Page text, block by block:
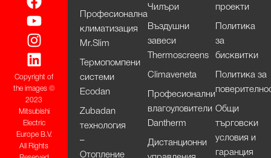
Copyright of
the images ©
2023
Mitsubishi
Electric
Europe B.V.
All Rights
Професионална
климатизация
Mr.Slim
Термопомпени
системи
Ecodan
Zubadan
технология
–
Отопление
Чилъри
Въздушни
завеси
Thermoscreens
Climaveneta
Професионални
влагоуловители
Dantherm
Дистанционни
проекти
Политика
за
бисквитки
Политика за
Общи
търговски
условия и
гаранция